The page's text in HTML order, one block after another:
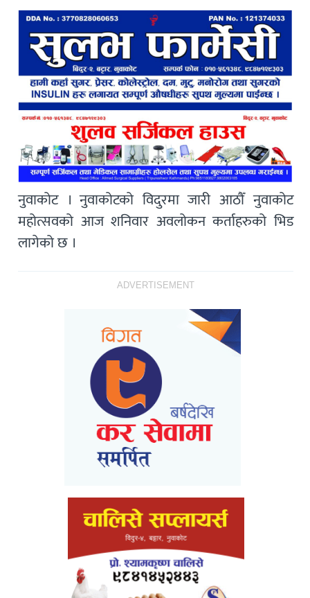
नुवाकोट । नुवाकोटको विदुरमा जारी आठौँ नुवाकोट
महोत्सवको आज शनिवार अवलोकन कर्ताहरुको भिड
लागेको छ ।
ADVERTISEMENT